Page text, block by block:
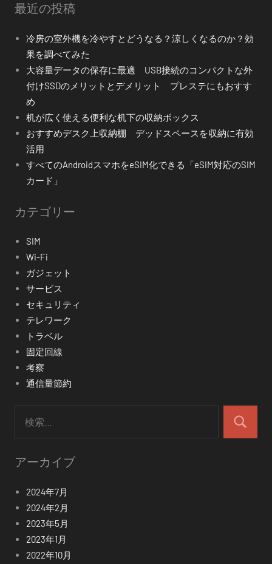
最近の投稿
冷房の室外機を冷やすとどうなる？涼しくなるのか？効
果を調べてみた
大容量データの保存に最適 USB接続のコンパクトな外
付けSSDのメリットとデメリット プレステにもおすす
め
机が広く使える便利な机下の収納ボックス
おすすめデスク上収納棚 デッドスペースを収納に有効
活用
すべてのAndroidスマホをeSIM化できる「eSIM対応のSIM
カード」
カテゴリー
SIM
Wi-Fi
ガジェット
サービス
セキュリティ
テレワーク
トラベル
固定回線
考察
通信量節約
検
アーカイブ
2024年7月
2024年2月
2023年5月
2023年1月
2022年10月